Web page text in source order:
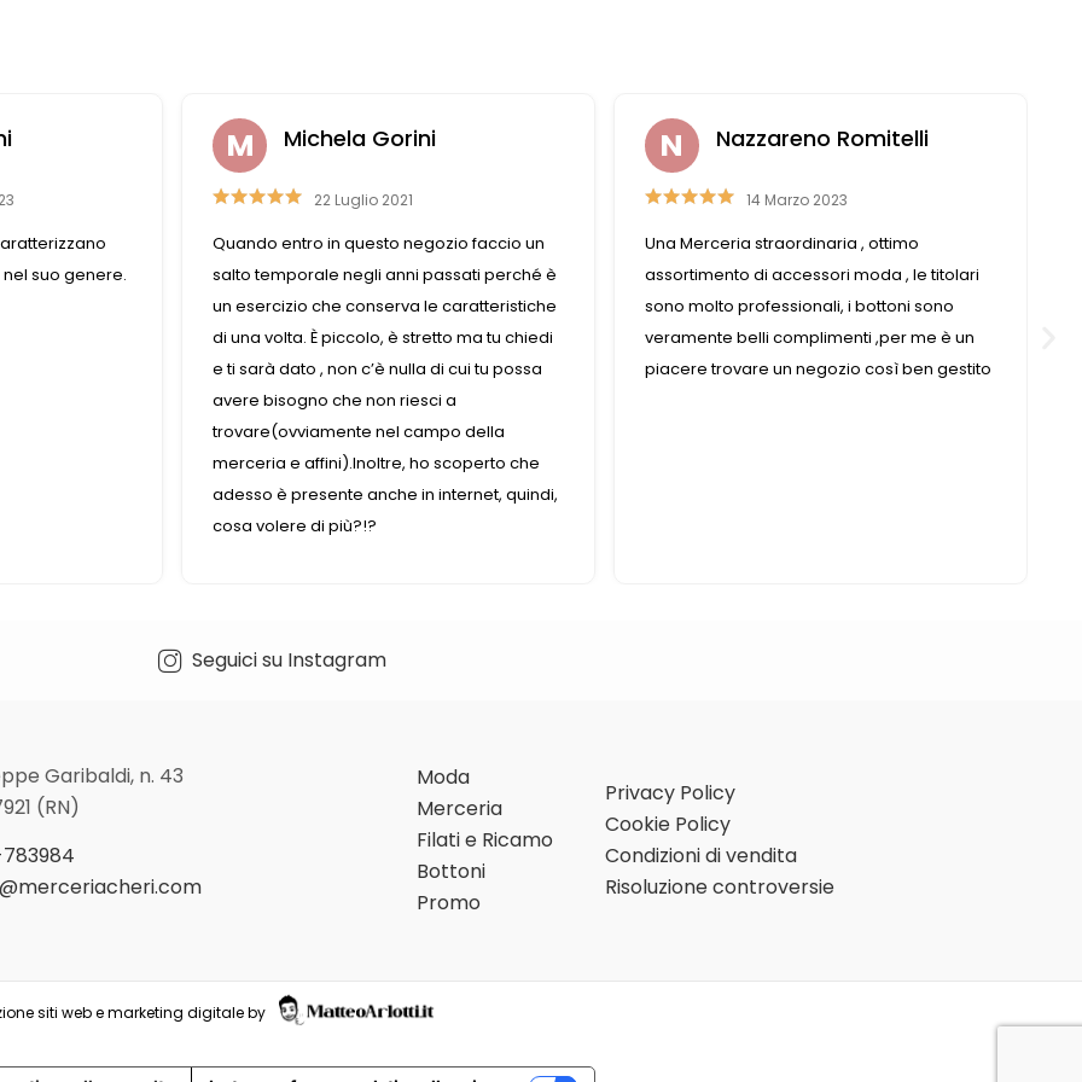
faccio un
perché è
Nazzareno Romitelli
14 Marzo 2023
Una Merceria straordinaria , ottimo
assortimento di accessori moda , le titolari
sono molto professionali, i bottoni sono
veramente belli complimenti ,per me è un
piacere trovare un negozio così ben gestito
Laura Casali
6 Aprile 2023
Personale gentile e disponibile, trovo
sempre quello di cui ho bisogno
Seguici su Instagram
Garibaldi, n. 43
(RN)
Moda
Merceria
Filati e Ricamo
Bottoni
Promo
Privacy Policy
Cookie Policy
Condizioni di vendita
Risoluzione controversie
siti web e marketing digitale by